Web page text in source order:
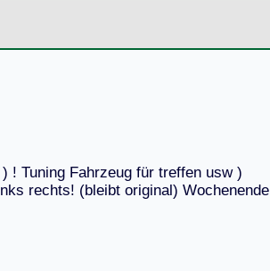
) ! Tuning Fahrzeug für treffen usw )
nks rechts! (bleibt original) Wochenende